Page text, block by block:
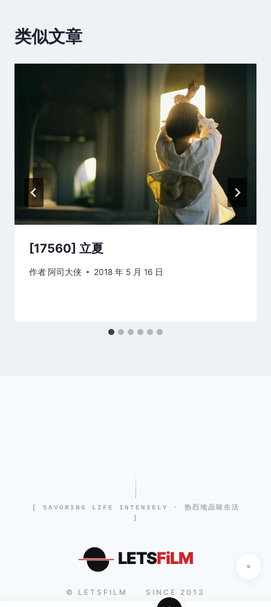
类似文章
[17560] 立夏
作者 阿司大侠 2018 年 5 月 16 日
[ SAVORING LIFE INTENSELY · 热烈地品味生活
]
LETSFiLM
© LETSFILM SINCE 2013